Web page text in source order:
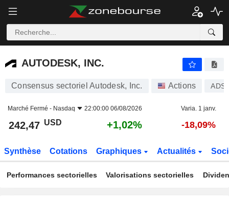
AUTODESK, INC.
AUTODESK, INC.
Consensus sectoriel Autodesk, Inc. Actions
Marché Fermé - Nasdaq 22:00:00 06/08/2026 Varia. 1 janv.
242,47 USD +1,02% -18,09%
Synthèse Cotations Graphiques Actualités
Performances sectorielles Valorisations sectorielles